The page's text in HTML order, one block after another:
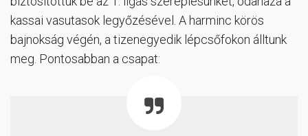
kassai vasutasok legyőzésével. A harminc körös
bajnokság végén, a tizenegyedik lépcsőfokon álltunk
meg. Pontosabban a csapat: